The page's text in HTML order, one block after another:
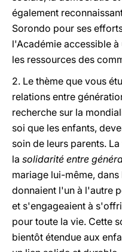
également
Sorondo pour ses
l'Académie accessible
les ressources des
2. Le thème que vous
relations entre
recherche sur la
soi que les enfants,
soin de leurs parents.
la solidarité entre
mariage lui-même,
donnaient l'un à l'autre
et s'engageaient à
pour toute la vie. Cette
bientôt étendue aux